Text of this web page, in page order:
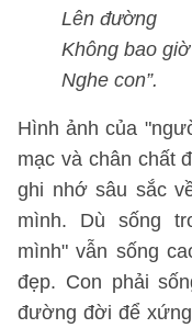
Lên đường
Không bao
Nghe con”.
Hình ảnh của
mạc và chân chất
ghi nhớ sâu sắc
mình. Dù sống
mình" vẫn sống
đẹp. Con phải
đường đời để